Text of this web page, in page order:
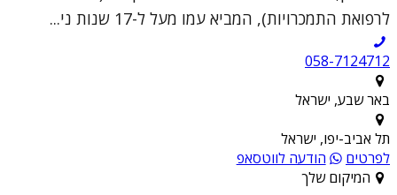
לרפואת התמכרויות), המביא עמו מעל ל-17 שנות ני...
058-7124712
באר שבע, ישראל
תל אביב-יפו, ישראל
לפרטים
הודעה לווטסאפ
המיקום שלך